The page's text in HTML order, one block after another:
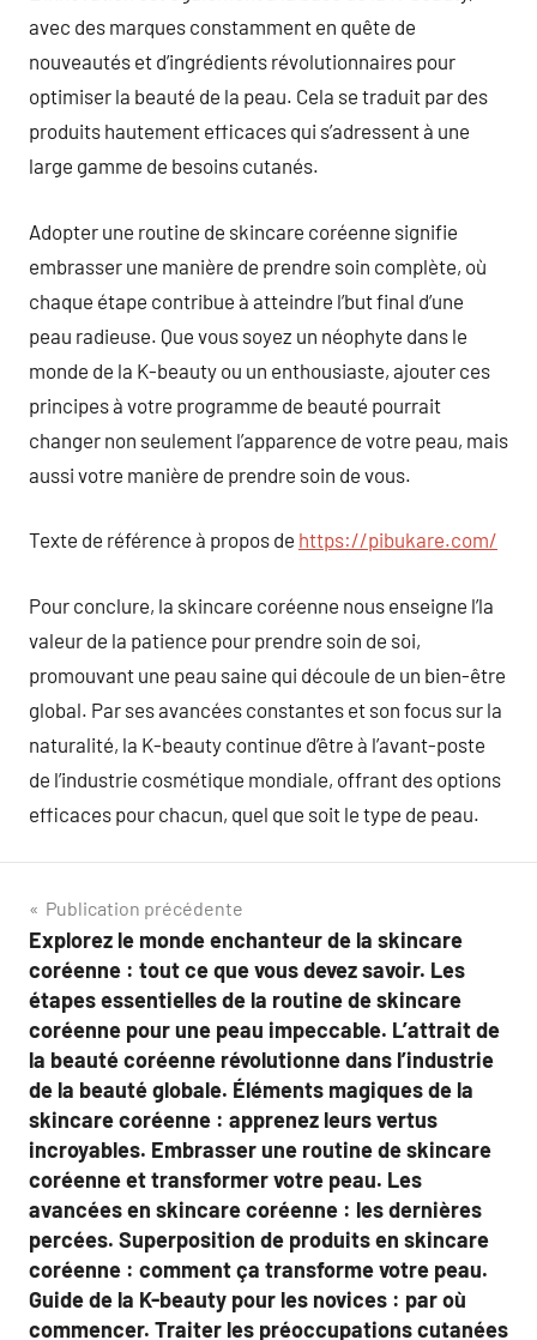
avec des marques constamment en quête de
nouveautés et d’ingrédients révolutionnaires pour
optimiser la beauté de la peau. Cela se traduit par des
produits hautement efficaces qui s’adressent à une
large gamme de besoins cutanés.
Adopter une routine de skincare coréenne signifie
embrasser une manière de prendre soin complète, où
chaque étape contribue à atteindre l’but final d’une
peau radieuse. Que vous soyez un néophyte dans le
monde de la K-beauty ou un enthousiaste, ajouter ces
principes à votre programme de beauté pourrait
changer non seulement l’apparence de votre peau, mais
aussi votre manière de prendre soin de vous.
Texte de référence à propos de https://pibukare.com/
Pour conclure, la skincare coréenne nous enseigne l’la
valeur de la patience pour prendre soin de soi,
promouvant une peau saine qui découle de un bien-être
global. Par ses avancées constantes et son focus sur la
naturalité, la K-beauty continue d’être à l’avant-poste
de l’industrie cosmétique mondiale, offrant des options
efficaces pour chacun, quel que soit le type de peau.
Navigation
de
l’article
Publication précédente
Explorez le monde enchanteur de la skincare
coréenne : tout ce que vous devez savoir. Les
étapes essentielles de la routine de skincare
coréenne pour une peau impeccable. L’attrait de
la beauté coréenne révolutionne dans l’industrie
de la beauté globale. Éléments magiques de la
skincare coréenne : apprenez leurs vertus
incroyables. Embrasser une routine de skincare
coréenne et transformer votre peau. Les
avancées en skincare coréenne : les dernières
percées. Superposition de produits en skincare
coréenne : comment ça transforme votre peau.
Guide de la K-beauty pour les novices : par où
commencer. Traiter les préoccupations cutanées